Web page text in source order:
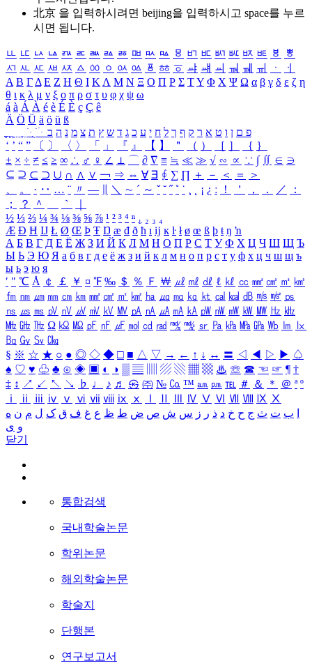
北京 을 입력하시려면 beijing을 입력하시고 space를 누르
시면 됩니다.
ㅥ ㅦ ㅧ ㅨ ㅩ ㅪ ㅫ ㅬ ㅭ ㅮ ㅯ ㅰ ㅱ ㅲ ㅳ ㅴ ㅵ ㅶ ㅷ ㅸ
ㅹ
ㅺ ㅻ ㅼ ㅽ ㅾ ㅿ ㆀ ㆁ ㆂ ㆃ ㆄ ㆅ ㆆ ㆇ ㆈ ㆉ ㆊ ㆋ ㆌ ㆍ
ㆎ
Α Β ΓΔ Ε Ζ Η Θ Ι ΚΛ Μ Ν Ξ Ο Π Ρ Σ ΤΥ Φ Χ Ψ Ω α β γ δ ε ζ η
θ ι κ λ μ ν ξ ο π ρ σ τ υ φ χ ψ ω
á à Á À é è É È ç Ç ê
Ä Ö Ü ä ö ü ß
ִֶֹ ֻּ ׁׂ פ ם ן ו ט א ר ק ף ך ל ח י ע כ ג ד ש ץ ת צ מ נ ה ב
‘ ’ “ ” 〔 〕 〈 〉 「 」 『 』 【 】 ＂ （ ） ［ ］ ｛ ｝
± × ÷ ≠ ≤ ≥ ∞ ∴ ♂ ♀ ∠ ⊥ ⌒ ∂ ∇ ≡ ≒ ≪ ≫ √ ∽ ∝ ∵ ∫ ∬ ∈ ∋
⊆ ⊇ ⊂ ⊃ ∪ ∩ ∧ ∨ ￢ ⇒ ⇔ ∀ ∃ ∮ ∑ ∏ ＋ － ＜ ＝
＞
、
。 · ‥ … ¨ 〃 ― ＼ ∼ ´ ～ ˇ ˘ ˝ ˚ ˙ ¸ ¡ ¿ ː ！ ＇ ， ． ／
：
；
？ ＾ ｀
½ ⅓ ⅔ ¼ ¾ ⅛ ⅜ ⅝ ⅞ ¹ ² ³ ⁴ ⁿ ₁ ₂ ₃ ₄
Æ Ð Ħ Ĳ Ł Ø Œ Þ Ŧ Ŋ æ đ ð ħ ı ĳ ĸ ŀ ł ø œ ß þ ŧ ŋ ŉ
А Б В Г Д Е Ё Ж З И Й К Л М Н О П Р С Т У Ф Х Ц Ч Ш Щ Ъ
Ы Ь Э Ю Я а б в г д е ё ж з и й к л м н о п р с т у ф х ц ч ш щ ъ
ы ь э ю я
′ ″ ℃ Å ￠ ￡ ￥ ¤ ℉ ‰ ＄ ％ Ｆ ￦ ㎕ ㎖ ㎗ ℓ ㎘ ㏄ ㎣ ㎤ ㎥ ㎦
㎙ ㎚ ㎛ ㎜ ㎝ ㎞ ㎟ ㎠ ㎡ ㎢ ㏊ ㎍ ㎎ ㎏ ㏏ ㎈ ㎉ ㏈ ㎧ ㎨ ㎰
㎱ ㎲ ㎳ ㎴ ㎵ ㎶ ㎷ ㎸ ㎹ ㎀ ㎁ ㎂ ㎃ ㎄ ㎺ ㎻ ㎽ ㎾ ㎿ ㎐ ㎑
㎒ ㎓ ㎔ Ω ㏀ ㏁ ㎊ ㎋ ㎌ ㏖ ㏅ ㎭ ㎮ ㎯ ㏛ ㎩ ㎪ ㎫ ㎬ ㏝ ㏐
㏓
㏃ ㏉ ㏜ ㏆
§ ※ ☆ ★ ○ ● ◎ ◇ ◆ □ ■ △ ▽ → ← ↑ ↓ ↔ 〓 ◁ ◀ ▷ ▶ ♤
♠ ♡ ♥ ♧ ♣ ⊙ ◈ ▣ ◐ ◑ ▒ ▤ ▨ ▧ ▦ ▩ ♨ ☏ ☎ ☜ ☞ ¶ †
‡ ↕ ↗ ↙ ↖ ↘ ♭ ♩ ♪ ♬ ㉿ ㈜ № ㏇ ™ ㏂ ㏘ ℡ ＃ ＆ ＊ ＠ ª º
ⅰ
ⅱ ⅲ ⅳ ⅴ ⅵ ⅶ ⅷ ⅸ ⅹ Ⅳ Ⅴ Ⅵ Ⅶ Ⅷ Ⅸ Ⅹ
ب ت ث ج ح خ د ذ ر ز س ش ص ض ط ظ ع غ ف ق ک ل م ن ه
و ی
닫기
통합검색
국내학술논문
학위논문
해외학술논문
학술지
단행본
연구보고서